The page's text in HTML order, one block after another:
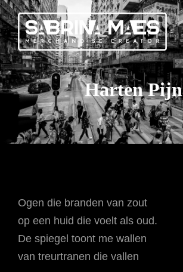
Harten Pijn
Ogen die branden van zout
op een huid die voelt als oud.
De spiegel toont me wallen
van treurtranen die vallen